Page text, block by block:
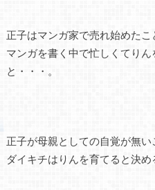
正子はマンガ家で売れ始めた
マンガを書く中で忙しくてり
と・・・。
正子が母親としての自覚が無い
ダイキチはりんを育てると決め